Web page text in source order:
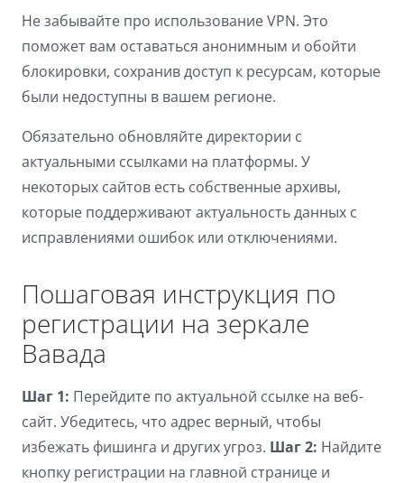
Не забывайте про использование VPN. Это
поможет вам оставаться анонимным и обойти
блокировки, сохранив доступ к ресурсам, которые
были недоступны в вашем регионе.
Обязательно обновляйте директории с
актуальными ссылками на платформы. У
некоторых сайтов есть собственные архивы,
которые поддерживают актуальность данных с
исправлениями ошибок или отключениями.
Пошаговая инструкция по
регистрации на зеркале
Вавада
Шаг 1: Перейдите по актуальной ссылке на веб-
сайт. Убедитесь, что адрес верный, чтобы
избежать фишинга и других угроз. Шаг 2: Найдите
кнопку регистрации на главной странице и